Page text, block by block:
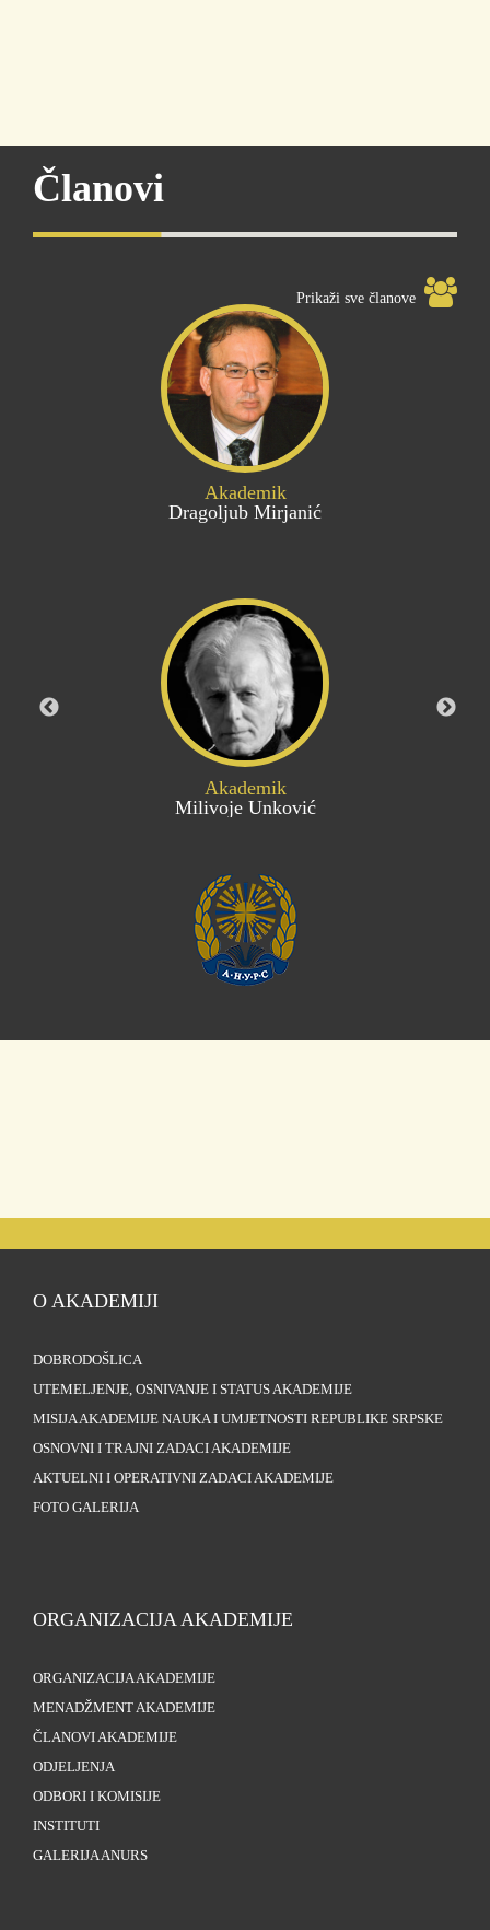
Članovi
Prikaži sve članove
Akademik
Dragoljub Mirjanić
Akademik
Milivoje Unković
O AKADEMIJI
DOBRODOŠLICA
UTEMELJENJE, OSNIVANJE I STATUS AKADEMIJE
MISIJA AKADEMIJE NAUKA I UMJETNOSTI REPUBLIKE SRPSKE
OSNOVNI I TRAJNI ZADACI AKADEMIJE
AKTUELNI I OPERATIVNI ZADACI AKADEMIJE
FOTO GALERIJA
ORGANIZACIJA AKADEMIJE
ORGANIZACIJA AKADEMIJE
MENADŽMENT AKADEMIJE
ČLANOVI AKADEMIJE
ODJELJENJA
ODBORI I KOMISIJE
INSTITUTI
GALERIJA ANURS